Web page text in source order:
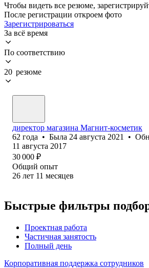
Чтобы видеть все резюме,
После регистрации откроем фото
Зарегистрироваться
За всё время
По соответствию
20 резюме
директор магазина Магнит-косметик
62 года • Была 24 августа 2021 •
11 августа 2017
30 000 ₽
Общий опыт
26 лет 11 месяцев
Быстрые фильтры
Проектная работа
Частичная занятость
Полный день
Корпоративная поддержка сотрудников